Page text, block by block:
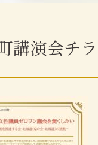
講演会チ